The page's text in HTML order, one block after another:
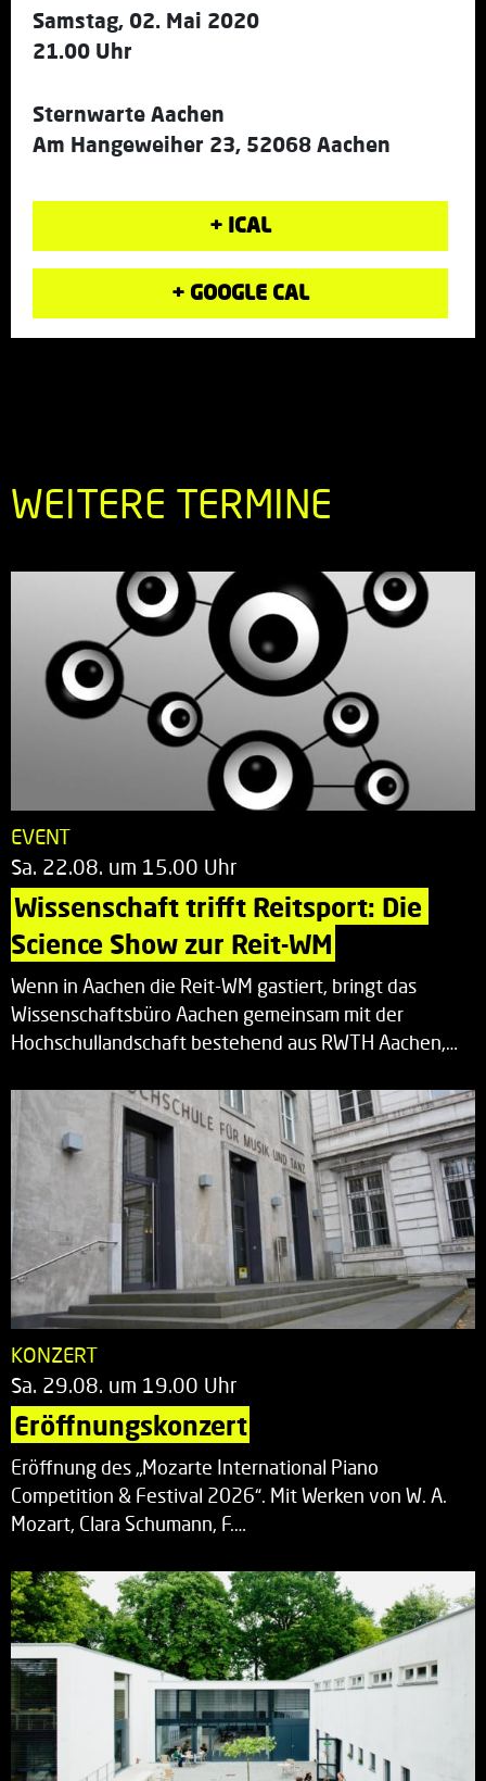
Samstag, 02. Mai 2020
21.00 Uhr
Sternwarte Aachen
Am Hangeweiher 23, 52068 Aachen
+ ICAL
+ GOOGLE CAL
WEITERE TERMINE
EVENT
Sa. 22.08. um 15.00 Uhr
Wissenschaft trifft Reitsport: Die
Science Show zur Reit-WM
Wenn in Aachen die Reit-WM gastiert, bringt das
Wissenschaftsbüro Aachen gemeinsam mit der
Hochschullandschaft bestehend aus RWTH Aachen,…
KONZERT
Sa. 29.08. um 19.00 Uhr
Eröffnungskonzert
Eröffnung des „Mozarte International Piano
Competition & Festival 2026“. Mit Werken von W. A.
Mozart, Clara Schumann, F.…